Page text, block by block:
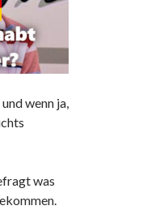
wenn ja,
was